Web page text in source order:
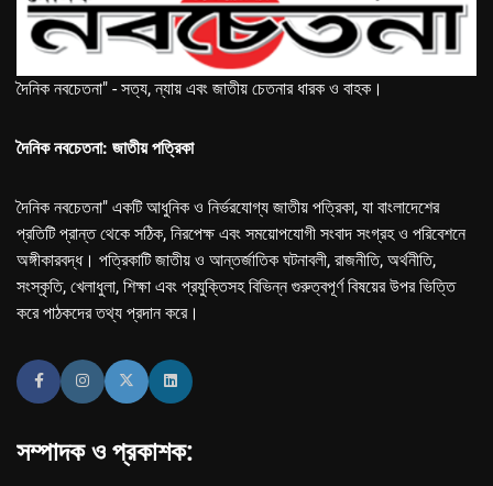
দৈনিক নবচেতনা" - সত্য, ন্যায় এবং জাতীয় চেতনার ধারক ও বাহক।
দৈনিক নবচেতনা: জাতীয় পত্রিকা
দৈনিক নবচেতনা" একটি আধুনিক ও নির্ভরযোগ্য জাতীয় পত্রিকা, যা বাংলাদেশের
প্রতিটি প্রান্ত থেকে সঠিক, নিরপেক্ষ এবং সময়োপযোগী সংবাদ সংগ্রহ ও পরিবেশনে
অঙ্গীকারবদ্ধ। পত্রিকাটি জাতীয় ও আন্তর্জাতিক ঘটনাবলী, রাজনীতি, অর্থনীতি,
সংস্কৃতি, খেলাধুলা, শিক্ষা এবং প্রযুক্তিসহ বিভিন্ন গুরুত্বপূর্ণ বিষয়ের উপর ভিত্তি
করে পাঠকদের তথ্য প্রদান করে।
সম্পাদক ও প্রকাশক: